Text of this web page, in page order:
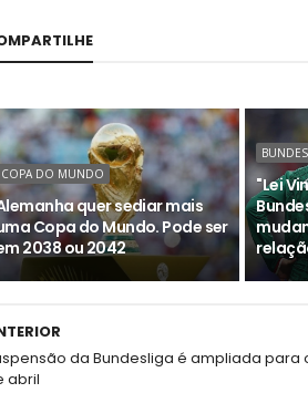
COPA DO MUNDO
quer sediar mais
Copa do Mundo. Pode ser
2038 ou 2042
"Lei
da Bundesliga é ampliada para
abril